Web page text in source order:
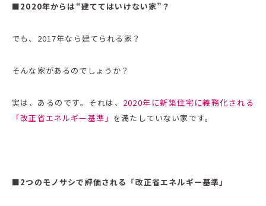
■2020年からは“建ててはいけない家”？
でも、2017年なら建てられる家？
そんな家があるのでしょうか？
実は、あるのです。それは、 2020年に新築住宅に義務化される
「改正省エネルギー基準」 を満たしていない家です。
■2つのモノサシで評価される「改正省エネルギー基準」